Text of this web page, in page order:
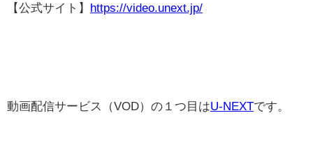
【公式サイト】 https://video.unext.jp/
動画配信サービス（VOD）の１つ目はU-NEXTです。